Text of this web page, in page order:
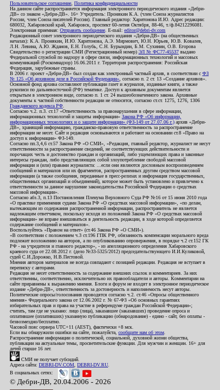
Пользовательское соглашение Политика конфиденциальности
На данном сайте распространяется информация электронного периодического издания «Дебри-
ДВ» со знаком «Дебри-ДВ». 16+ Учредитель: Пронякин К.А. (член Союза журналистов
России, член Союза писателей России). Главный редактор: Харитонова И.Ю. Адрес редакции:
680032, Хабаровский край, Хабаровск, проспект 60-летия Октября, 88-46, т./ф.84212296081.
Электронная приемная: Отправить сообщение . E-mail: editor@debri-dv.com
Редакционный совет электронного периодического издания «Дебри-ДВ» (на общественных
началах): К.А. Пронякин, И.Ю. Харитонова, А.Э. Мирмович, Ю.Н. Юрьев, Ю.В. Ковалев,
Л.Н. Левина, А.Ю. Жданов, Е.Н. Голубь, С.Н. Бурындин, Б.М. Сухинин, О.В. Егорова
Свидетельство о регистрации СМИ (Регистрационный номер) ЭЛ № ФС77-45537 выдано
Федеральной службой по надзору в сфере связи, информационных технологий и массовых
коммуникаций (Роскомнадзор) 16.06.2011 г. Территория распространения: Российская
Федерация, зарубежные страны.
В 2006 г. проект «Дебри-ДВ» был создан как электронный частный архив, в соответствии с ФЗ
№ 125 «Об архивном деле в Российской Федерации» , согласно п. 2 ст. 13 «Создание архивов».
Основной фонд архива составляют публикации газет и журналов, изданные книги, а также
рукописи по дальневосточной (РФ) тематике. Доступ к архивным документам является
открытым в электронном виде, согласно п. 1 ст. 24 вышеобозначенного закона. Архивные
документы к частной собственности редакции не относятся, согласно ст.ст. 1275, 1276, 1306
Гражданского кодекса РФ
Согласно ч.2. п.3. ст.17 «Ответственность за правонарушения в сфере информации,
информационных технологий и защиты информации» Закона РФ «Об информации,
информационных технологиях и о защите информации» (ФЗ-149 от 27.07.06 г.) архив «Дебри-
ДВ», хранящий информацию, гражданско-правовую ответственность за распространение
информации не несет. Сайт и редакция основываются и работают на основании ст.8 «Право на
доступ к информации» ФЗ-149.
Согласно пп.3,4,6 ст.57 Закона РФ «О СМИ», «Редакция, главный редактор, журналист не несут
ответственности за распространение сведений, не соответствующих действительности и
порочащих честь и достоинство граждан и организаций, либо ущемляющих права и законные
интересы граждан, либо представляющих собой злоупотребление свободой массовой
информации и (или) правами журналиста: ...если они являются дословным воспроизведением
сообщений и материалов или их фрагментов, распространенных другим средством массовой
информации (а также сообщения, переданные в пресс-релизах и информация государственных,
общественных организаций и объединений), которое может быть установлено и привлечено к
ответственности за данное нарушение законодательства Российской Федерации о средствах
массовой информации».
Согласно абз.3, п.13 Постановления Пленума Верховного Суда РФ №16 от 15 июня 2010 года
«О практике применения судами Закона РФ «О средствах массовой информации», «по делам,
вытекающим из содержания распространенной информации, распространитель не является
надлежащим ответчиком, поскольку исходя из положений Закона РФ «О средствах массовой
информации» не вправе вмешиваться в деятельность редакции, в ходе которой определяется
содержание сообщений и материалов».
Воспользуйтесь «Правом на ответ» (ст.46 Закона РФ «О СМИ»).
«В соответствии с положением ч.3 ст.196 ГПК РФ, обязанность компенсации морального вреда
подлежит возложению на авторов, а по опубликованию опровержения, в порядке ч.2 ст.152 ГК
РФ - на учредителя и главного редактор», - из апелляционного определения Хабаровского
краевого суда от 22.08.2012 г. (дело №33-5325/2012) председательствующего И.И.Куликовой,
судей С.И.Дорожко, Н.В.Пестовой.
Мнения авторов материалов не всегда совпадают с позицией редакции. Редакция не вступает в
переписку с авторами.
Редакция не несет ответственность за содержание внешних ссылок и комментариев. За них
ответственны, соответственно, исключительно их правообладатели и авторы. Комментарии на
сайте приравнены к выражению мнения. Блоги и форум не входят в электронное периодическое
издание «Дебри-ДВ», ответственность за достоверность и наполняемость несут авторы.
Политические опросы/голосования проводятся согласно ч.2. ст.46 «Опросы общественного
мнения» Федерального закона от 12.06.2002 г. № 67-ФЗ «Об основных гарантиях
избирательных прав и права на участие в референдуме граждан Российской Федерации»;
считать, там где не указано: лицо (лица), заказавшее (заказавших) проведение опроса и
оплатившее (оплативших) указанную публикацию (обнародование) - едино - сайт, без оплаты -
безвозмездно/бесплатно.
Часовой пояс сервера UTC+11 (AEST), фактически +8 мск.
Если вы обнаружили ошибки на сайте, пожалуйста, сообщите нам об этом
Распространение информации о политической, социальной, духовной жизни общества,
публикации на актуальные темы, просветительские функции. Для мужчин и женщин. 16+ для
детей старше 16 лет.
СМИ не получает субсидий.
Адреса сайта: DEBRI-DV.COM DEBRI-DV.RU
В социальных сетях:
© Дебри-ДВ, 20.04.2006 - 2026